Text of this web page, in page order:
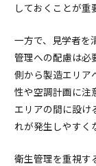
しておくことが重
一方で、見学者を
管理への配慮は必
側から製造エリア
性や空調計画に注
エリアの間に設け
れが発生しやすく
衛生管理を重視す